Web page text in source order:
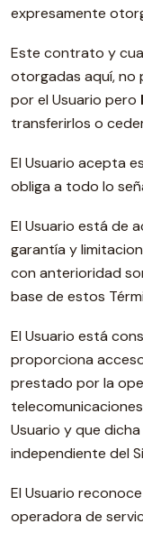
expresamente
Este contrato y
otorgadas aquí, no
por el Usuario pero
transferirlos o
El Usuario acepta
obliga a todo lo
El Usuario está de
garantía y
con anterioridad
base de estos
El Usuario está
proporciona
prestado por la
Usuario y que
independiente del
El Usuario
operadora de